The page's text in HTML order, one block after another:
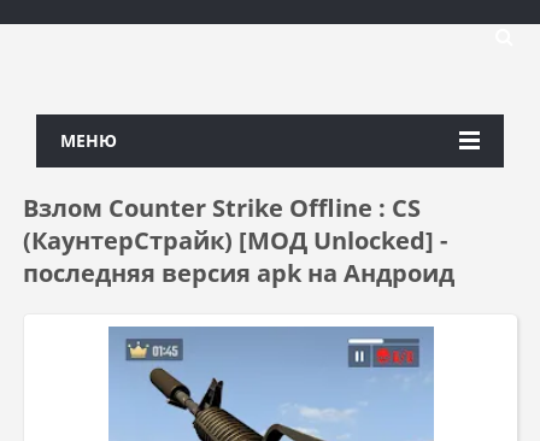
МЕНЮ
Взлом Counter Strike Offline : CS
(КаунтерСтрайк) [МОД Unlocked] -
последняя версия apk на Андроид